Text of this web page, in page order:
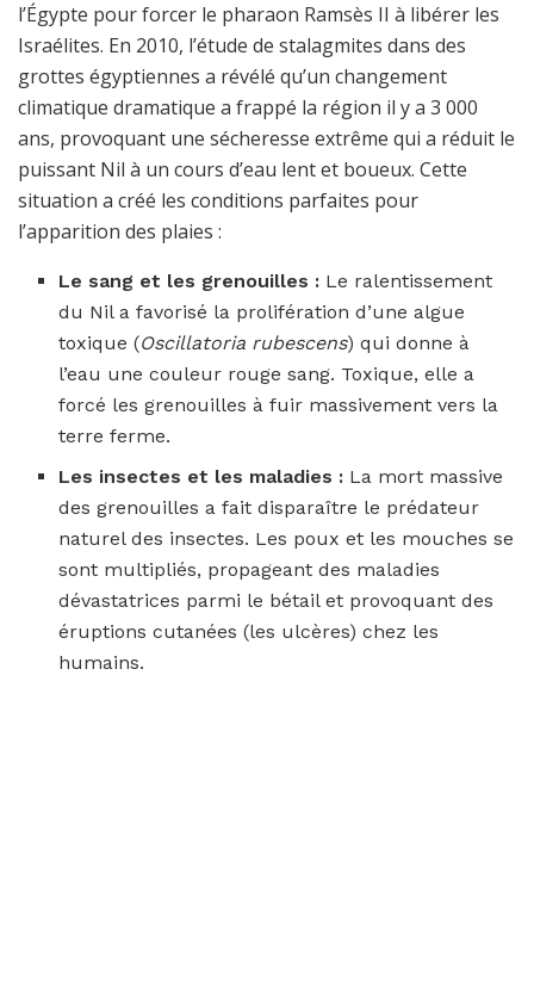
l’Égypte pour forcer le pharaon Ramsès II à libérer les
Israélites. En 2010, l’étude de stalagmites dans des
grottes égyptiennes a révélé qu’un changement
climatique dramatique a frappé la région il y a 3 000
ans, provoquant une sécheresse extrême qui a réduit le
puissant Nil à un cours d’eau lent et boueux. Cette
situation a créé les conditions parfaites pour
l’apparition des plaies :
Le sang et les grenouilles : Le ralentissement
du Nil a favorisé la prolifération d’une algue
toxique (Oscillatoria rubescens) qui donne à
l’eau une couleur rouge sang. Toxique, elle a
forcé les grenouilles à fuir massivement vers la
terre ferme.
Les insectes et les maladies : La mort massive
des grenouilles a fait disparaître le prédateur
naturel des insectes. Les poux et les mouches se
sont multipliés, propageant des maladies
dévastatrices parmi le bétail et provoquant des
éruptions cutanées (les ulcères) chez les
humains.